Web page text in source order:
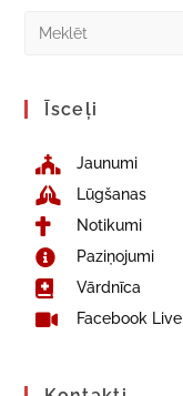
Īsceļi
Jaunumi
Lūgšanas
Notikumi
Paziņojumi
Vārdnīca
Facebook Live